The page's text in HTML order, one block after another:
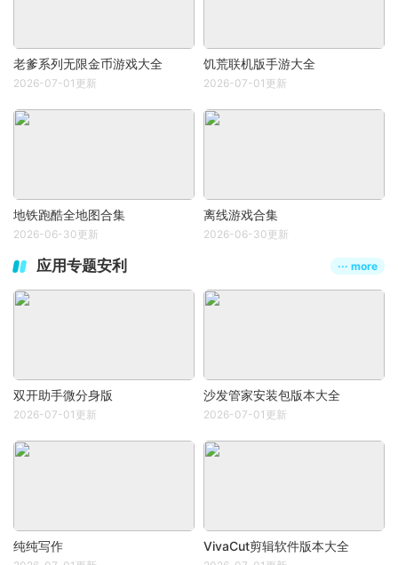
老爹系列无限金币游戏大全
2026-07-01更新
饥荒联机版手游大全
2026-07-01更新
地铁跑酷全地图合集
2026-06-30更新
离线游戏合集
2026-06-30更新
应用专题安利 ··· more
双开助手微分身版
2026-07-01更新
沙发管家安装包版本大全
2026-07-01更新
纯纯写作 VivaCut剪辑软件版本大全